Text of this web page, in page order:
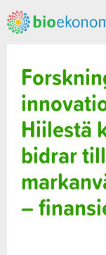
Hiilestä
bidrar
–